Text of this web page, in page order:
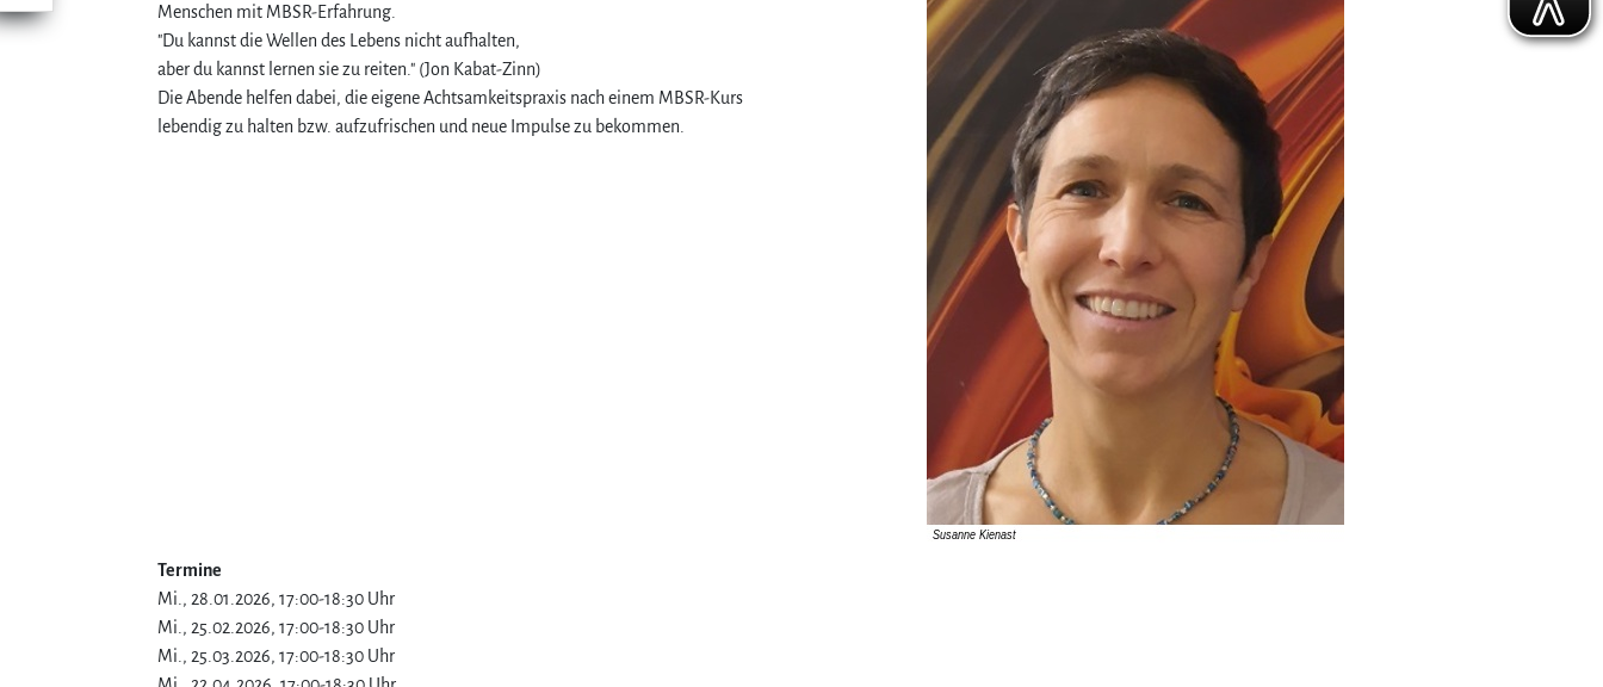
Menschen mit MBSR-Erfahrung.
"Du kannst die Wellen des Lebens nicht aufhalten,
aber du kannst lernen sie zu reiten." (Jon Kabat-Zinn)
Die Abende helfen dabei, die eigene Achtsamkeitspraxis nach einem MBSR-Kurs
lebendig zu halten bzw. aufzufrischen und neue Impulse zu bekommen.
Termine
Mi., 28.01.2026, 17:00-18:30 Uhr
Mi., 25.02.2026, 17:00-18:30 Uhr
Mi., 25.03.2026, 17:00-18:30 Uhr